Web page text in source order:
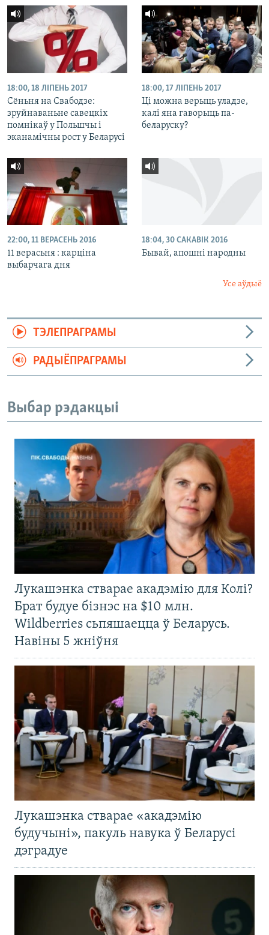
18:00, 18 ЛІПЕНЬ 2017
Сёньня на Свабодзе:
зруйнаваньне савецкіх
помнікаў у Польшчы і
эканамічны рост у Беларусі
18:00, 17 ЛІПЕНЬ 2017
Ці можна верыць уладзе,
калі яна гаворыць па-
беларуску?
22:00, 11 ВЕРАСЕНЬ 2016
11 верасьня : карціна
выбарчага дня
18:04, 30 САКАВІК 2016
Бывай, апошні народны
Усе аўдыё
ТЭЛЕПРАГРАМЫ
РАДЫЁПРАГРАМЫ
Выбар рэдакцыі
Лукашэнка стварае акадэмію для Колі?
Брат будуе бізнэс на $10 млн.
Wildberries сьпяшаецца ў Беларусь.
Навіны 5 жніўня
Лукашэнка стварае «акадэмію
будучыні», пакуль навука ў Беларусі
дэградуе